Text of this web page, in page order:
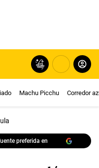
Machu Picchu Corredor
preferida en